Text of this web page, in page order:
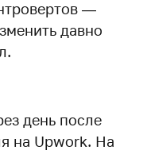
—
давно
день после
на Upwork. На